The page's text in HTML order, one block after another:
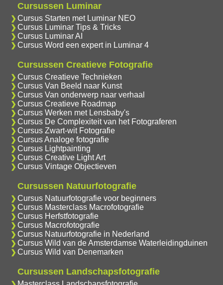
Cursussen Luminar
Cursus Starten met Luminar NEO
Cursus Luminar Tips & Tricks
Cursus Luminar AI
Cursus Word een expert in Luminar 4
Cursussen Creatieve Fotografie
Cursus Creatieve Technieken
Cursus Van Beeld naar Kunst
Cursus Van onderwerp naar verhaal
Cursus Creatieve Roadmap
Cursus Werken met Lensbaby's
Cursus De Complexiteit van het Fotograferen
Cursus Zwart-wit Fotografie
Cursus Analoge fotografie
Cursus Lightpainting
Cursus Creative Light Art
Cursus Vintage Objectieven
Cursussen Natuurfotografie
Cursus Natuurfotografie voor beginners
Cursus Masterclass Macrofotografie
Cursus Herfstfotografie
Cursus Macrofotografie
Cursus Natuurfotografie in Nederland
Cursus Wild van de Amsterdamse Waterleidingduinen
Cursus Wild van Denemarken
Cursussen Landschapsfotografie